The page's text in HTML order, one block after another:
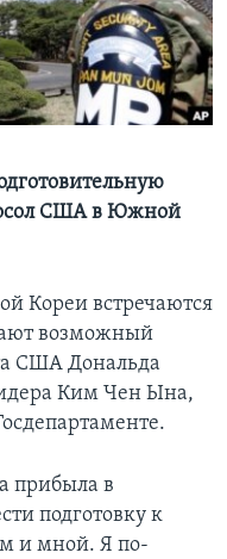
США в Южной
Кореи встречаются
возможный
США Дональда
Ким Чен Ына,
прибыла в
подготовку к
и мной. Я по-